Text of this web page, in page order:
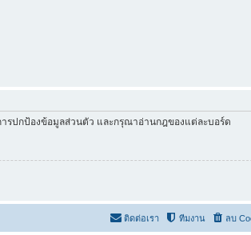
รปกป้องข้อมูลส่วนตัว และกรุณาอ่านกฎของแต่ละบอร์ด
ลบ
ทีมงาน
ติดต่อเรา